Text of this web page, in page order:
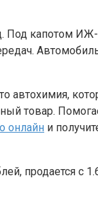
Под капотом
автохимия,
товар.
онлайн и
продается